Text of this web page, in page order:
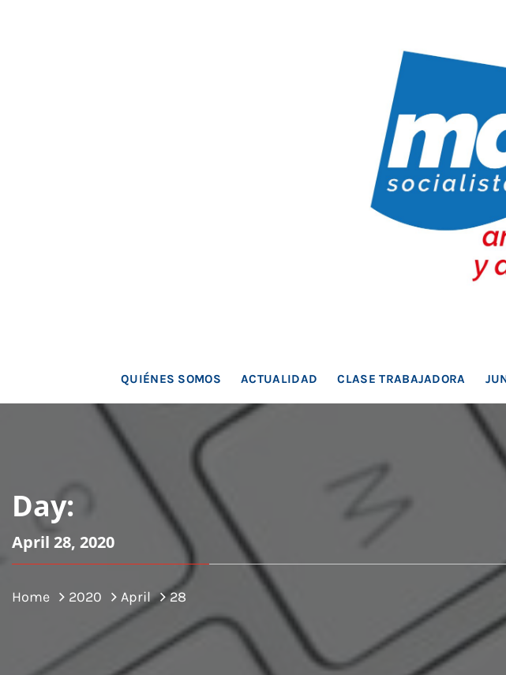
MAREA
QUIÉNES SOMOS ACTUALIDAD CLASE TRABAJADORA
Day:
April 28, 2020
Home 2020 April 28